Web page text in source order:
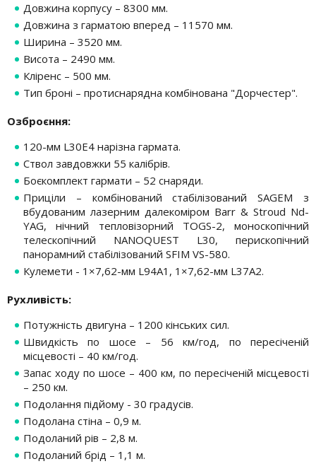
Довжина корпусу – 8300 мм.
Довжина з гарматою вперед – 11570 мм.
Ширина – 3520 мм.
Висота – 2490 мм.
Кліренс – 500 мм.
Тип броні – протиснарядна комбінована "Дорчестер".
Озброєння:
120-мм L30E4 нарізна гармата.
Ствол завдовжки 55 калібрів.
Боєкомплект гармати – 52 снаряди.
Приціли – комбінований стабілізований SAGEM з
вбудованим лазерним далекоміром Barr & Stroud Nd-
YAG, нічний тепловізорний TOGS-2, моноскопічний
телескопічний NANOQUEST L30, перископічний
панорамний стабілізований SFIM VS-580.
Кулемети - 1×7,62-мм L94A1, 1×7,62-мм L37A2.
Рухливість:
Потужність двигуна – 1200 кінських сил.
Швидкість по шосе – 56 км/год, по пересіченій
місцевості – 40 км/год.
Запас ходу по шосе – 400 км, по пересіченій місцевості
– 250 км.
Подолання підйому - 30 градусів.
Подолана стіна – 0,9 м.
Подоланий рів – 2,8 м.
Подоланий брід – 1,1 м.